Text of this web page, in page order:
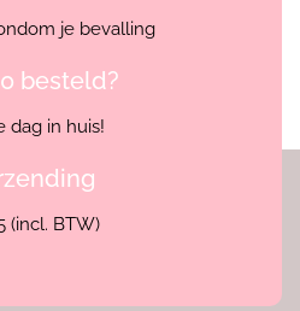
je bevalling
besteld?
dag in huis!
(incl. BTW)